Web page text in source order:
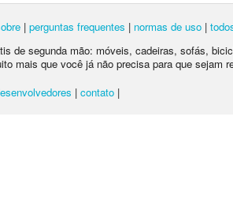
| perguntas frequentes | normas de uso |
de segunda mão: móveis, cadeiras, sofás,
mais que você já não precisa para que sejam
| contato |